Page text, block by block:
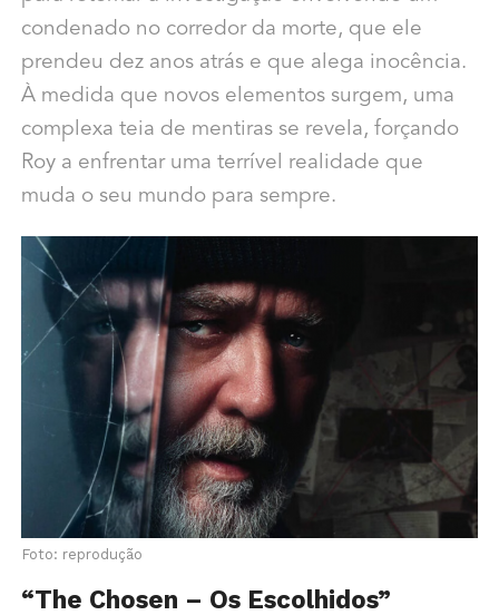
condenado no corredor da morte, que ele
prendeu dez anos atrás e que alega inocência.
À medida que novos elementos surgem, uma
complexa teia de mentiras se revela, forçando
Roy a enfrentar uma terrível realidade que
muda o seu mundo para sempre.
Foto: reprodução
“The Chosen – Os Escolhidos”